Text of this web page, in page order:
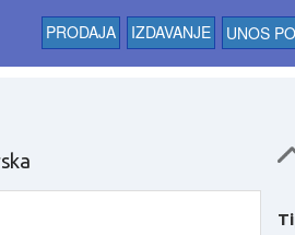
PRODAJA IZDAVANJE UNOS